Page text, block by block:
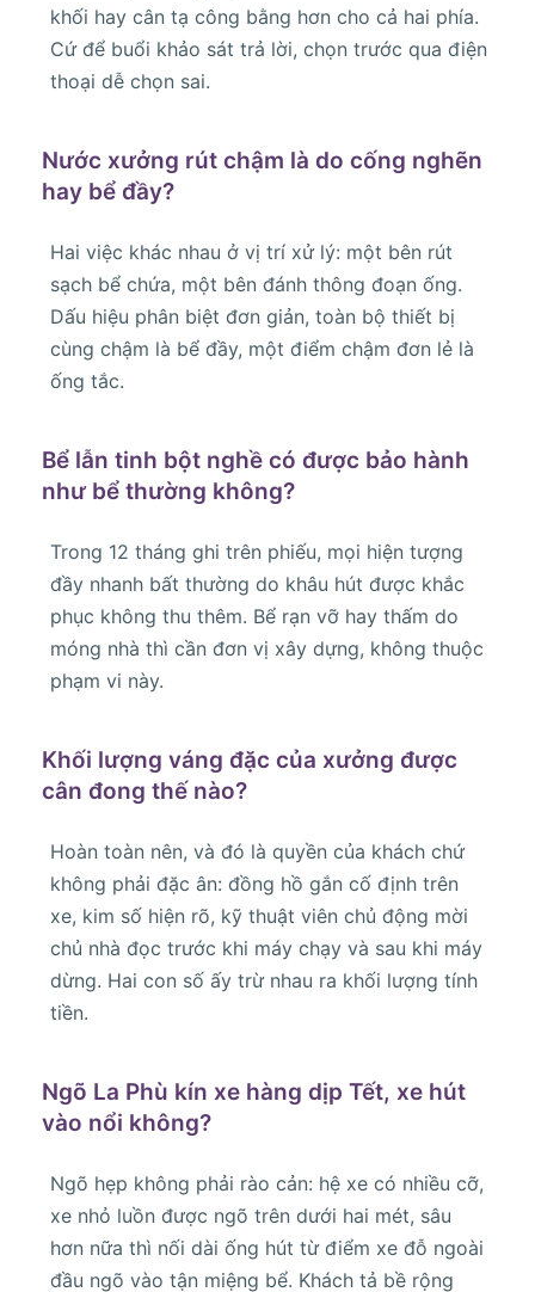
khối hay cân tạ công bằng hơn cho cả hai phía.
Cứ để buổi khảo sát trả lời, chọn trước qua điện
thoại dễ chọn sai.
Nước xưởng rút chậm là do cống nghẽn
hay bể đầy?
Hai việc khác nhau ở vị trí xử lý: một bên rút
sạch bể chứa, một bên đánh thông đoạn ống.
Dấu hiệu phân biệt đơn giản, toàn bộ thiết bị
cùng chậm là bể đầy, một điểm chậm đơn lẻ là
ống tắc.
Bể lẫn tinh bột nghề có được bảo hành
như bể thường không?
Trong 12 tháng ghi trên phiếu, mọi hiện tượng
đầy nhanh bất thường do khâu hút được khắc
phục không thu thêm. Bể rạn vỡ hay thấm do
móng nhà thì cần đơn vị xây dựng, không thuộc
phạm vi này.
Khối lượng váng đặc của xưởng được
cân đong thế nào?
Hoàn toàn nên, và đó là quyền của khách chứ
không phải đặc ân: đồng hồ gắn cố định trên
xe, kim số hiện rõ, kỹ thuật viên chủ động mời
chủ nhà đọc trước khi máy chạy và sau khi máy
dừng. Hai con số ấy trừ nhau ra khối lượng tính
tiền.
Ngõ La Phù kín xe hàng dịp Tết, xe hút
vào nổi không?
Ngõ hẹp không phải rào cản: hệ xe có nhiều cỡ,
xe nhỏ luồn được ngõ trên dưới hai mét, sâu
hơn nữa thì nối dài ống hút từ điểm xe đỗ ngoài
đầu ngõ vào tận miệng bể. Khách tả bề rộng